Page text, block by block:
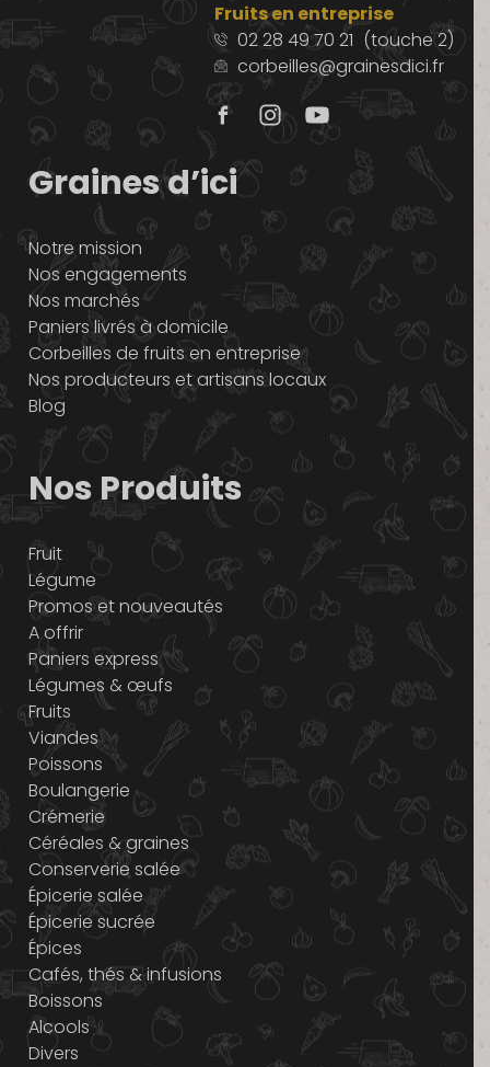
Fruits en entreprise
02 28 49 70 21 (touche 2)
corbeilles@grainesdici.fr
Graines d’ici
Notre mission
Nos engagements
Nos marchés
Paniers livrés à domicile
Corbeilles de fruits en entreprise
Nos producteurs et artisans locaux
Blog
Nos Produits
Fruit
Légume
Promos et nouveautés
A offrir
Paniers express
Légumes & œufs
Fruits
Viandes
Poissons
Boulangerie
Crémerie
Céréales & graines
Conserverie salée
Épicerie salée
Épicerie sucrée
Épices
Cafés, thés & infusions
Boissons
Alcools
Divers